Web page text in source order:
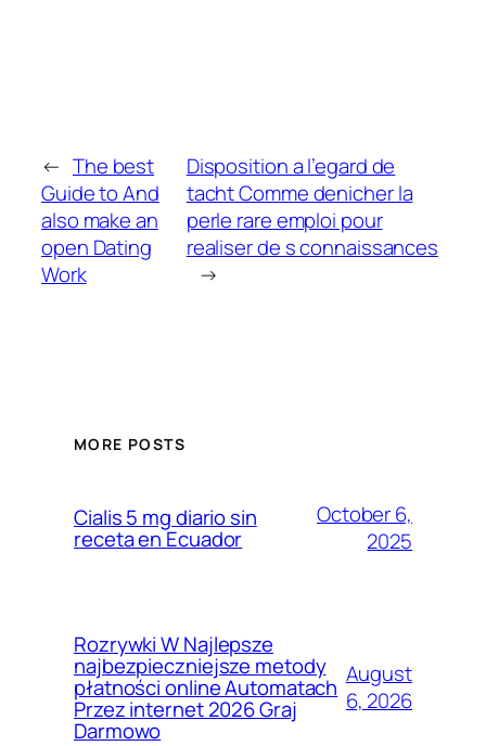
← The best
Guide to And
also make an
open Dating
Work
Disposition a l’egard de
tacht Comme denicher la
perle rare emploi pour
realiser de s connaissances
→
MORE POSTS
Cialis 5 mg diario sin
receta en Ecuador
October 6,
2025
Rozrywki W Najlepsze
najbezpieczniejsze metody
płatności online Automatach
Przez internet 2026 Graj
Darmowo
August
6, 2026